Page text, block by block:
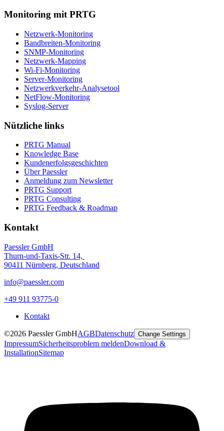
Monitoring mit PRTG
Netzwerk-Monitoring
Bandbreiten-Monitoring
SNMP-Monitoring
Netzwerk-Mapping
Wi-Fi-Monitoring
Server-Monitoring
Netzwerkverkehr-Analysetool
NetFlow-Monitoring
Syslog-Server
Nützliche links
PRTG Manual
Knowledge Base
Kundenerfolgsgeschichten
Über Paessler
Anmeldung zum Newsletter
PRTG Support
PRTG Consulting
PRTG Feedback & Roadmap
Kontakt
Paessler GmbH
Thurn-und-Taxis-Str. 14,
90411 Nürnberg, Deutschland
info@paessler.com
+49 911 93775-0
Kontakt
©2026 Paessler GmbHAGBDatenschutz Change Settings
ImpressumSicherheitsproblem meldenDownload &
InstallationSitemap